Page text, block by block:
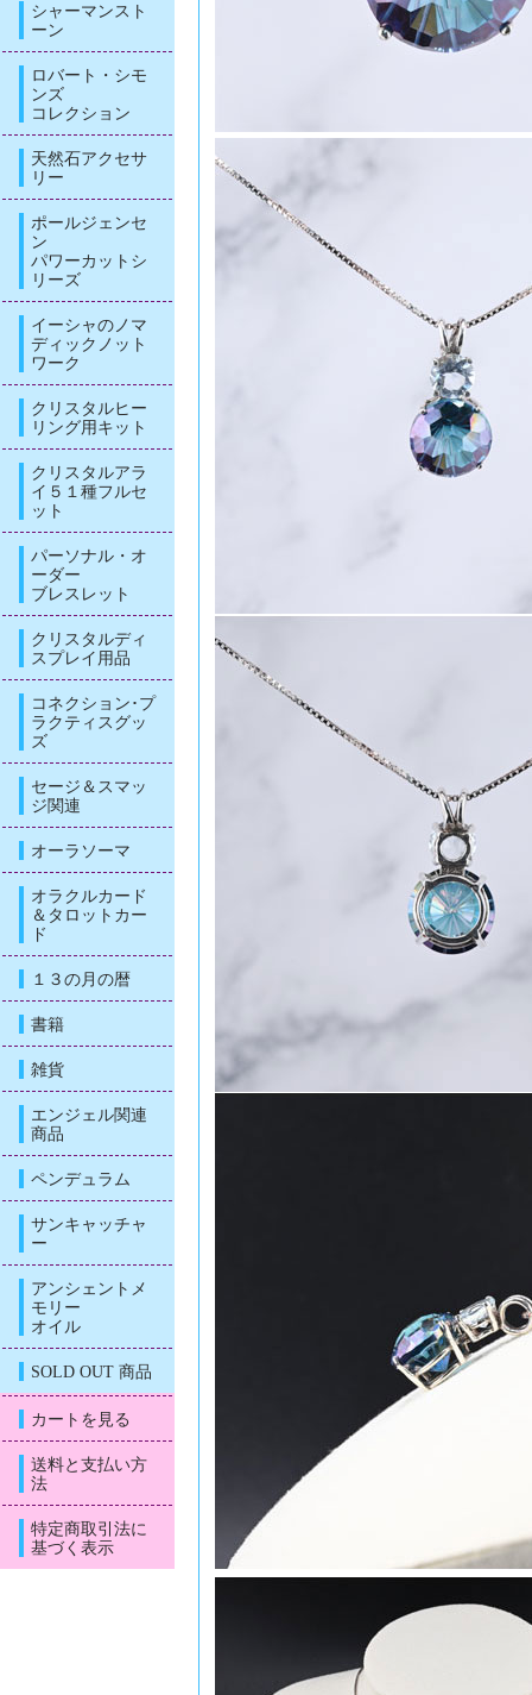
シャーマンスト
ーン
ロバート・シモ
ンズ
コレクション
天然石アクセサ
リー
ポールジェンセ
ン
パワーカットシ
リーズ
イーシャのノマ
ディックノット
ワーク
クリスタルヒー
リング用キット
クリスタルアラ
イ５１種フルセ
ット
パーソナル・オ
ーダー
ブレスレット
クリスタルディ
スプレイ用品
コネクション･プ
ラクティスグッ
ズ
セージ＆スマッ
ジ関連
オーラソーマ
オラクルカード
＆タロットカー
ド
１３の月の暦
書籍
雑貨
エンジェル関連
商品
ペンデュラム
サンキャッチャ
ー
アンシェントメ
モリー
オイル
SOLD OUT 商品
カートを見る
送料と支払い方
法
特定商取引法に
基づく表示